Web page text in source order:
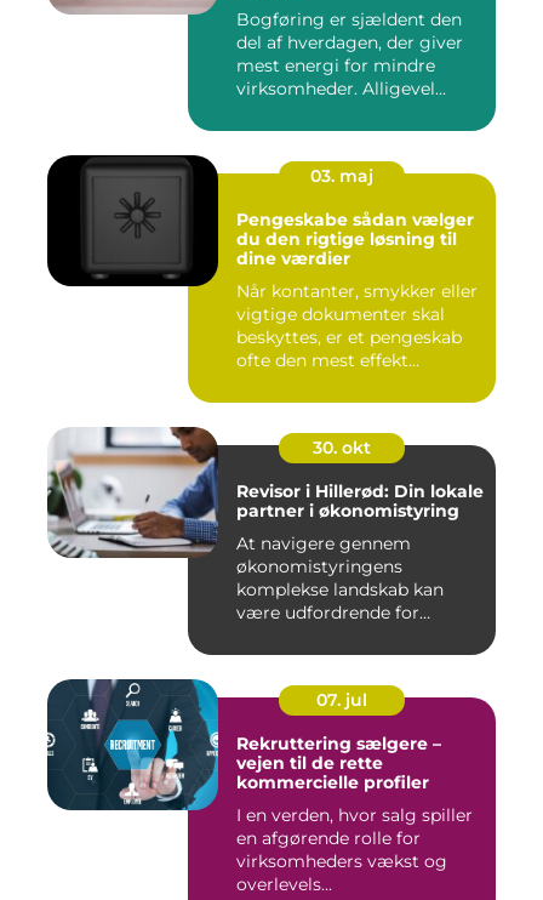
Bogføring er sjældent den
del af hverdagen, der giver
mest energi for mindre
virksomheder. Alligevel...
03. maj
Pengeskabe sådan vælger
du den rigtige løsning til
dine værdier
Når kontanter, smykker eller
vigtige dokumenter skal
beskyttes, er et pengeskab
ofte den mest effekt...
30. okt
Revisor i Hillerød: Din lokale
partner i økonomistyring
At navigere gennem
økonomistyringens
komplekse landskab kan
være udfordrende for
07. jul
Rekruttering sælgere –
vejen til de rette
kommercielle profiler
I en verden, hvor salg spiller
en afgørende rolle for
virksomheders vækst og
overlevels...